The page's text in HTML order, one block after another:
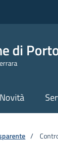
di
Novità
/